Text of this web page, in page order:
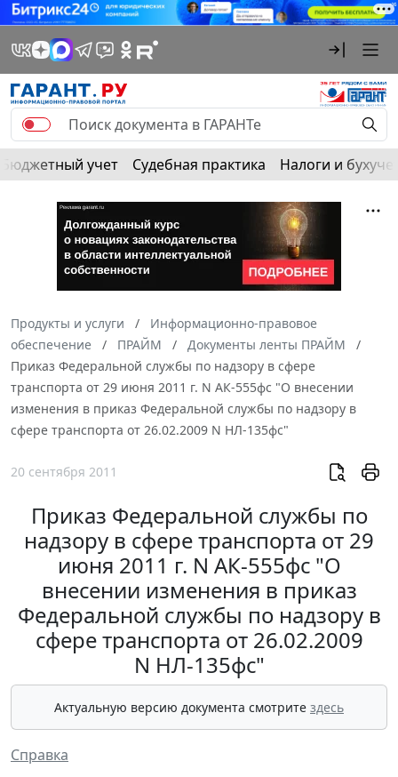
Бюджетный учет Судебная практика Налоги и
Продукты и услуги
Информационно-правовое
обеспечение
ПРАЙМ
Документы ленты ПРАЙМ
Приказ Федеральной службы по надзору в сфере
транспорта от 29 июня 2011 г. N АК-555фс "О внесении
изменения в приказ Федеральной службы по надзору в
сфере транспорта от 26.02.2009 N НЛ-135фс"
20 сентября 2011
Приказ Федеральной службы по
надзору в сфере транспорта от 29
июня 2011 г. N АК-555фс "О
внесении изменения в приказ
Федеральной службы по надзору в
сфере транспорта от 26.02.2009
N НЛ-135фс"
Актуальную версию документа смотрите здесь
Справка